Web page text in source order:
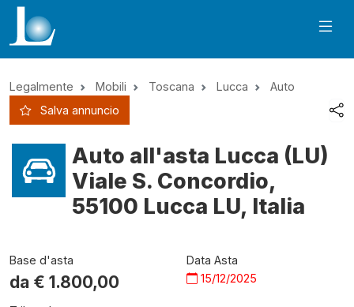
Legalmente Mobili Toscana Lucca
Auto
Salva annuncio
Auto all'asta Lucca (LU)
Viale S. Concordio,
55100 Lucca LU, Italia
Base d'asta
da € 1.800,00
Data Asta
15/12/2025